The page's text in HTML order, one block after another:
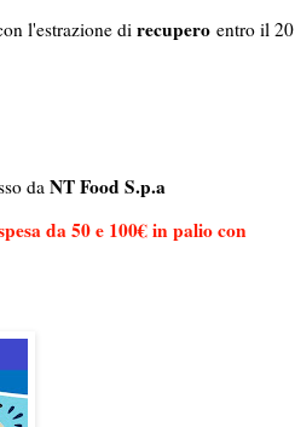
l'estrazione di recuperoentro il 20
da NT Food S.p.a
da 50 e 100€ in palio con